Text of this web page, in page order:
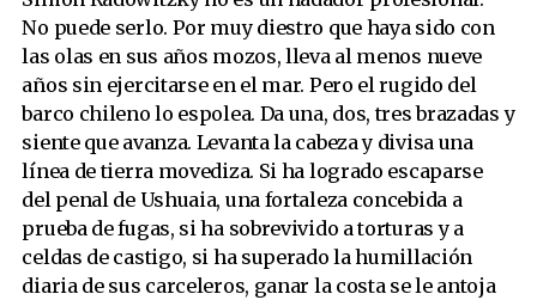
No puede serlo. Por muy diestro que haya sido con
las olas en sus años mozos, lleva al menos nueve
años sin ejercitarse en el mar. Pero el rugido del
barco chileno lo espolea. Da una, dos, tres brazadas y
siente que avanza. Levanta la cabeza y divisa una
línea de tierra movediza. Si ha logrado escaparse
del penal de Ushuaia, una fortaleza concebida a
prueba de fugas, si ha sobrevivido a torturas y a
celdas de castigo, si ha superado la humillación
diaria de sus carceleros, ganar la costa se le antoja